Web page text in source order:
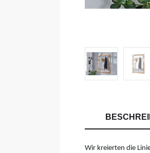
Wir kreierten die